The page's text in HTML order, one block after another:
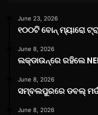
June 23, 2026
୧୦୦ଟି ବୋନ୍ ମ୍ୟାରୋ
June 8, 2026
ଲକ୍‌ଡାଉନ୍‌ରେ ରହିଲେ
June 8, 2026
ସମ୍ବଲପୁରରେ ଡବଲ୍
June 8, 2026